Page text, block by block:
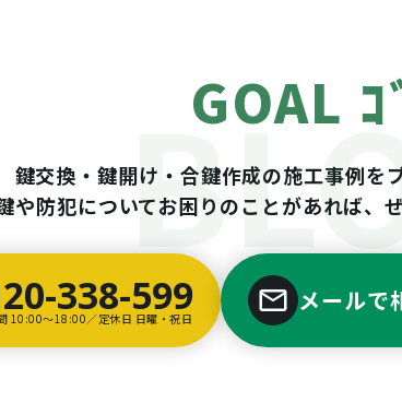
GOAL ｺ
鍵交換・鍵開け・合鍵作成の施工事例を
や防犯についてお困りのことがあれば、
338-599
10:00〜18:00／定休日 日曜・祝日
メールで